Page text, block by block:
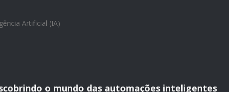
Artificial (IA)
o mundo das automações inteligentes